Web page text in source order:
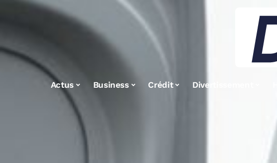
Actus Business Crédit Divertissement